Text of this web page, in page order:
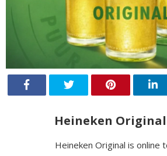
Heineken
Heineken Original is online